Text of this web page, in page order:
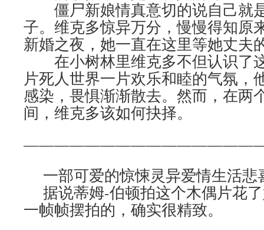
僵尸新娘情真意切的说自己就
子。维克多惊异万分，慢慢得知原
新婚之夜，她一直在这里等她丈夫
在小树林里维克多不但认识了
片死人世界一片欢乐和睦的气氛，
感染，畏惧渐渐散去。然而，在两
间，维克多该如何抉择。
一部可爱的惊悚灵异爱情生活悲
据说蒂姆-伯顿拍这个木偶片花
一帧帧摆拍的，确实很精致。